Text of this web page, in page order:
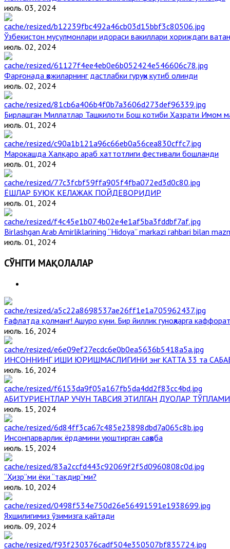
июль. 03, 2024
Ўзбекистон мусулмонлари идораси вакиллари хориждаги
июль. 02, 2024
Фарғонада ҳожиларнинг дастлабки гуруҳи кутиб олинди
июль. 02, 2024
Бирлашган Миллатлар Ташкилоти Бош котиби Ҳазрати Имом
июль. 01, 2024
Марокашда Халқаро араб хаттотлиги фестивали бошланди
июль. 01, 2024
ЁШЛАР БУЮК КЕЛАЖАК ПОЙДЕВОРИДИР
июль. 01, 2024
Birlashgan Arab Amirliklarining “Hidoya” markazi rahbari bilan
июль. 01, 2024
СЎНГГИ МАҚОЛАЛАР
Ғафлатда қолманг! Ашуро куни. Бир йиллик гуноҳларга
июль. 16, 2024
ИНСОННИНГ ИШИ ЮРИШМАСЛИГИНИ энг КАТТА 33 та
июль. 16, 2024
АБИТУРИЕНТЛАР УЧУН ТАВСИЯ ЭТИЛГАН ДУОЛАР ТЎПЛАМИ
июль. 15, 2024
Инсонпарварлик ёрдамини уюштирган саҳоба
июль. 15, 2024
“Ҳизр”ми ёки “тақдир”ми?
июль. 10, 2024
Яхшилигимиз ўзимизга қайтади
июль. 09, 2024